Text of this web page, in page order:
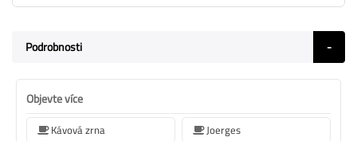
Podrobnosti
Objevte více
Kávová zrna
Joerges